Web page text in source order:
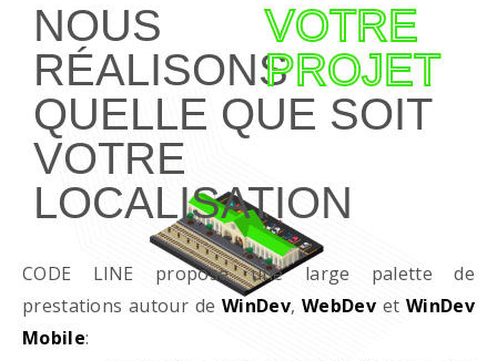
NOUS
RÉALISONS
VOTRE
PROJET
QUELLE QUE SOIT
VOTRE
LOCALISATION
CODE LINE propose une large palette de
prestations autour deWinDev,WebDevet WinDev
Mobile: